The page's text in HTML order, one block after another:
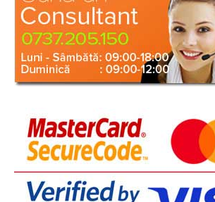
Adauga la
-42%
Canapea extensibila Gri
lada si perne Metropol